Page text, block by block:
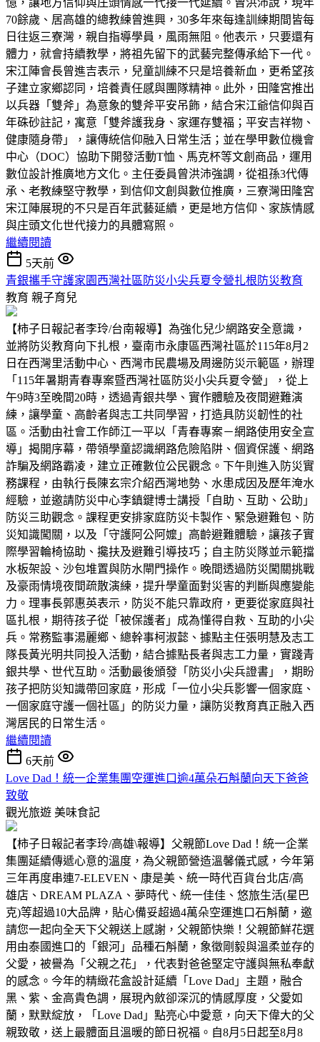
70餘歲、居高雄的總教練曾進興，30多年來每逢訓練期間皆每
日往返三寮灣，親自指導學員，風雨無阻。他表示，只要還有
體力，就會持續教學，將祖先留下的武藝完整傳承給下一代。
宋江陣會長曾進吉表示，兒童訓練不只是培養新血，更希望孩
子建立家鄉認同，培養責任感與團隊精神。此外，田隆宮推出
以兵器「雙斧」為意象的雙斧平安吊飾，結合宋江爺信仰與百
年硃砂註記，寓意「雙斧護我身、家運存雙福；平安吉祥物、
健康隨身帶」，讓傳統信仰融入日常生活；並在學甲數位機會
中心（DOC）協助下開發活動T恤、馬克杯等文創商品，運用
數位設計推廣地方文化。主任委員曾洪沛強調，從祖孫3代傳
承、老教練堅守教學，到信仰文創與數位推廣，三寮灣田隆宮
宋江陣展現的不只是百年武藝延續，更是地方信仰、家族情感
與庄頭文化世代接力的具體寫照。
繼續閱讀
5天前
青銀攜手守護家園西灣社區防災小尖兵夏令營扎根防災教育
教育 親子育兒
【柿子日報記者李玲/台南報導】為強化兒少網路安全意識，
並將防災教育向下扎根，臺南市永康區西灣社區於115年8月2
日在西灣里活動中心、西灣市民農場及周邊防災示範區，辦理
「115年暑期青春專案暨西灣社區防災小尖兵夏令營」，從上
午9時3至晚間20時，透過青銀共學、實作體驗及夜間避難演
練，讓學童、高齡者與志工共同學習，打造具防災韌性的社
區。活動由社會工作師江一平以「青春專案－網路使用安全宣
導」揭開序幕，帶領學童認識網路危險陷阱、個資保護、網路
詐騙及網路霸凌，建立正確數位公民觀念。下午則進入防災實
務課程，由執行長陳玄宗介紹西灣地勢、水患成因及歷年淹水
經驗，並邀請防災中心李鎮鍵博士講授「自助、互助、公助」
防災三助觀念。課程更安排家庭防災卡製作、緊急避難包、防
災知識闖關，以及「守護阿公阿嬤」高齡避難體驗，讓孩子實
際學習輪椅協助、攙扶及避難引導技巧；自主防災隊並示範擋
水板架設、沙包堆置與防水閘門操作。晚間透過防災闖關挑戰
及豪雨情境夜間疏散演練，提升學童面對災害的判斷與應變能
力。理事長郭惠英表示，防災不能只靠政府，更要從家庭與社
區扎根，期待孩子從「被保護者」成為懂得自救、互助的小尖
兵。常務監事湯麗鄉、總幹事柯淑懿、據點主任張明慧及志工
隊長黃光明共同投入活動，結合據點長者與志工力量，實踐青
銀共學、世代互助。活動最後頒發「防災小尖兵證書」，期盼
孩子把防災知識帶回家庭，形成「一位小尖兵影響一個家庭、
一個家庭守護一個社區」的防災力量，讓防災教育真正融入西
灣居民的日常生活。
繼續閱讀
6天前
Love Dad！統一企業集團空運進口逾4萬朵石斛蘭向天下爸爸
致敬
觀光旅遊 美味食記
【柿子日報記者李玲/高雄\報導】父親節Love Dad！統一企業
集團延續傳遞心意的溫度，為父親節營造溫馨儀式感，今年第
三年再度串連7-ELEVEN、康是美、統一時代百貨台北店/高
雄店、DREAM PLAZA、夢時代、統一佳佳、悠旅生活(星巴
克)等超過10大品牌，貼心備妥超過4萬朵空運進口石斛蘭，邀
請您一起向全天下父親送上感謝，父親節快樂！父親節鮮花選
用由泰國進口的「銀河」品種石斛蘭，象徵剛毅與溫柔並存的
父愛，被譽為「父親之花」，代表對爸爸堅定守護與無私奉獻
的感念。今年的精緻花盒設計延續「Love Dad」主題，融合
黑、紫、金高貴色調，展現內斂卻深沉的情感厚度，父愛如
蘭，默默綻放，「Love Dad」點亮心中愛意，向天下偉大的父
親致敬，送上最體面且溫暖的節日祝福。自8月5日起至8月8